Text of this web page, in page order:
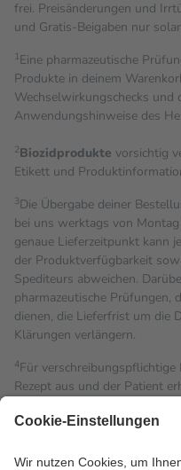
frei. Preisänderungen und
und Gratis-Beigaben nur
1Eine pharmazeutische
Produkte in deinem
Wechselwirkungschecks und
Anwendungshinweise des
2Biozidprodukte vorsichtig
Etikett und
3Die Übergabe deiner
bei uns werktags von
genaue Lieferzeitpunkt kann
der Produktverfügbarkeit
Spediteurs abweichen.
pharmazeutische Prüfungen,
dienen, die Lieferfrist um die
Klärungen verlängern.
4Für
Rezept aus und der Patient
Kosten dafür, der
Grundsätzlich leisten